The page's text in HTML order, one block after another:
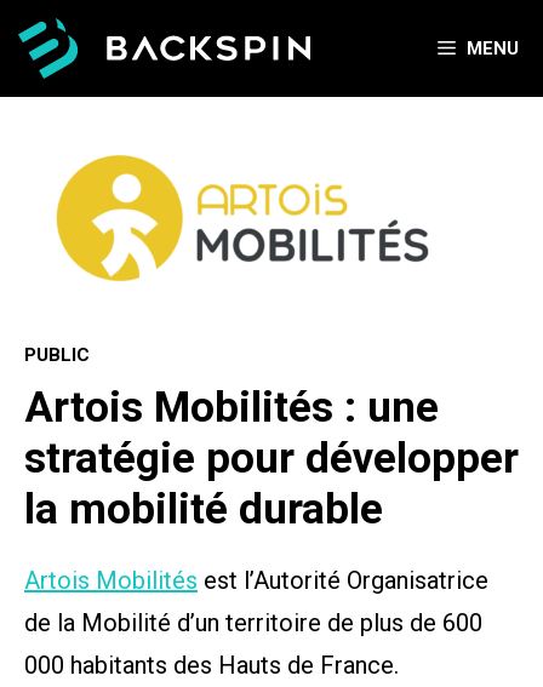
contenu
MENU
PUBLIC
Artois Mobilités : une
stratégie pour développer
la mobilité durable
Artois Mobilités est l’Autorité Organisatrice
de la Mobilité d’un territoire de plus de 600
000 habitants des Hauts de France.